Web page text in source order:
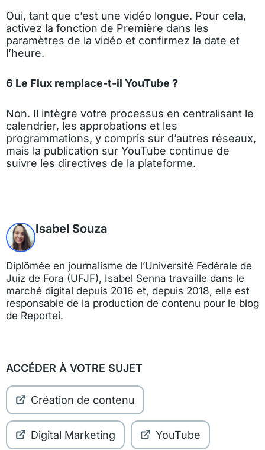
Oui, tant que c’est une vidéo longue. Pour cela,
activez la fonction de Première dans les
paramètres de la vidéo et confirmez la date et
l’heure.
6 Le Flux remplace-t-il YouTube ?
Non. Il intègre votre processus en centralisant le
calendrier, les approbations et les
programmations, y compris sur d’autres réseaux,
mais la publication sur YouTube continue de
suivre les directives de la plateforme.
Isabel Souza
Diplômée en journalisme de l’Université Fédérale de
Juiz de Fora (UFJF), Isabel Senna travaille dans le
marché digital depuis 2016 et, depuis 2018, elle est
responsable de la production de contenu pour le blog
de Reportei.
ACCÉDER À VOTRE SUJET
Création de contenu
Digital Marketing YouTube